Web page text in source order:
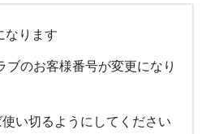
なります
のお客様番号が変更になり
い切るようにしてください